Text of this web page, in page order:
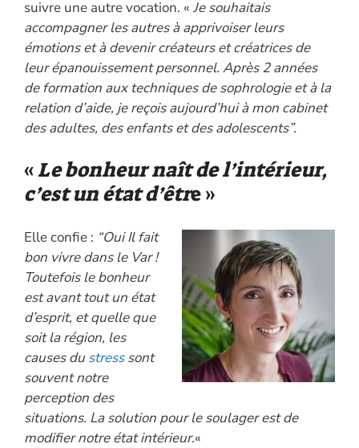
suivre une autre vocation. « Je souhaitais
accompagner les autres à apprivoiser leurs
émotions et à devenir créateurs et créatrices de
leur épanouissement personnel. Après 2 années
de formation aux techniques de sophrologie et à la
relation d’aide, je reçois aujourd’hui à mon cabinet
des adultes, des enfants et des adolescents”.
«Le bonheur naît de l’intérieur,
c’est un état d’être »
Elle confie : “Oui Il fait
bon vivre dans le Var !
Toutefois le bonheur
est avant tout un état
d’esprit, et quelle que
soit la région, les
causes dustresssont
souvent notre
perception des
situations. La solution pour le soulager est de
modifier notre état intérieur.«